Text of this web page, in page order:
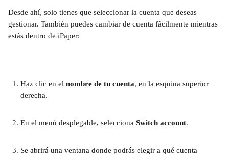
Desde ahí, solo tienes que seleccionar la cuenta que deseas
gestionar. También puedes cambiar de cuenta fácilmente mientras
estás dentro de iPaper:
Haz clic en el nombre de tu cuenta, en la esquina superior
derecha.
En el menú desplegable, selecciona Switch account.
Se abrirá una ventana donde podrás elegir a qué cuenta